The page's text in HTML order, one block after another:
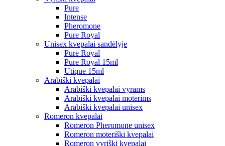
Pure
Intense
Pheromone
Pure Royal
Unisex kvepalai sandėlyje
Pure Royal
Pure Royal 15ml
Utique 15ml
Arabiški kvepalai
Arabiški kvepalai vyrams
Arabiški kvepalai moterims
Arabiški kvepalai unisex
Romeron kvepalai
Romeron Pheromone unisex
Romeron moteriški kvepalai
Romeron vyriški kvepalai